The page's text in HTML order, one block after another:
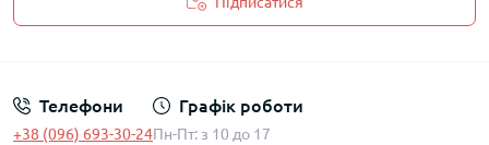
Телефони
+38 (096) 693-30-24
Графік роботи
Пн-Пт: з 10 до 17